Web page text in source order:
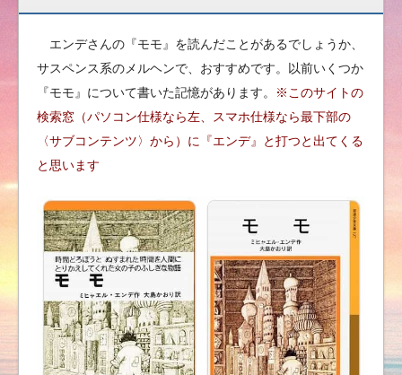
エンデさんの『モモ』を読んだことがあるでしょうか、
サスペンス系のメルヘンで、おすすめです。以前いくつか
『モモ』について書いた記憶があります。
※このサイトの
検索窓（パソコン仕様なら左、スマホ仕様なら最下部の
〈サブコンテンツ〉から）に『エンデ』と打つと出てくる
と思います